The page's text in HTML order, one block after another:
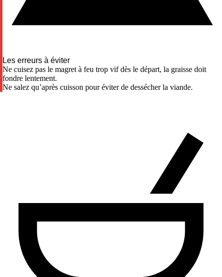
Les erreurs à éviter
Ne cuisez pas le magret à feu trop vif dès le départ, la graisse doit
fondre lentement.
Ne salez qu’après cuisson pour éviter de dessécher la viande.